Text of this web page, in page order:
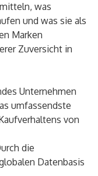
was
und was sie als
Marken
Zuversicht in
Unternehmen
umfassendste
von
die
Datenbasis